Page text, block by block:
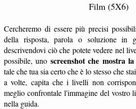
Film (5X6)
Cercheremo di essere più precisi
della risposta, parola o soluzione in
descrivendovi ciò che potete vedere nel
possibile, uno screenshot che mostra
tale che tua sia certo che è lo stesso che
a volte, capita che i livelli non
meglio confrontale l'immagine del vostro
nella guida.